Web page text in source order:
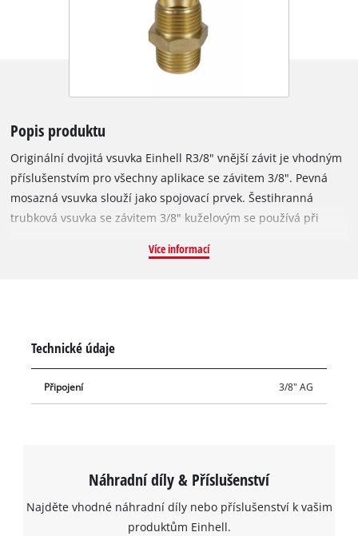
Popis produktu
Originální dvojitá vsuvka Einhell R3/8" vnější závit je vhodným
příslušenstvím pro všechny aplikace se závitem 3/8". Pevná
mosazná vsuvka slouží jako spojovací prvek. Šestihranná
trubková vsuvka se závitem 3/8" kuželovým se používá při
nástěnné vývody nebo pro centrální rozvod stlačeného
Více informací
Technické údaje
Připojení 3/8" AG
Náhradní díly & Příslušenství
Najděte vhodné náhradní díly nebo příslušenství k vašim
produktům Einhell.